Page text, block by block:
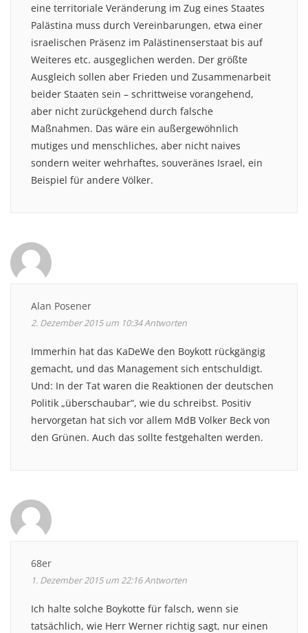
eine territoriale Veränderung im Zug eines Staates
Palästina muss durch Vereinbarungen, etwa einer
israelischen Präsenz im Palästinenserstaat bis auf
Weiteres etc. ausgeglichen werden. Der größte
Ausgleich sollen aber Frieden und Zusammenarbeit
beider Staaten sein – schrittweise vorangehend,
aber nicht zurückgehend durch falsche
Maßnahmen. Das wäre ein außergewöhnlich
mutiges und menschliches, aber nicht naives
sondern weiter wehrhaftes, souveränes Israel, ein
Beispiel für andere Völker.
Alan Posener
2. Dezember 2015 um 10:34Antworten
Immerhin hat das KaDeWe den Boykott rückgängig
gemacht, und das Management sich entschuldigt.
Und: In der Tat waren die Reaktionen der deutschen
Politik „überschaubar“, wie du schreibst. Positiv
hervorgetan hat sich vor allem MdB Volker Beck von
den Grünen. Auch das sollte festgehalten werden.
68er
1. Dezember 2015 um 22:16Antworten
Ich halte solche Boykotte für falsch, wenn sie
tatsächlich, wie Herr Werner richtig sagt, nur einen